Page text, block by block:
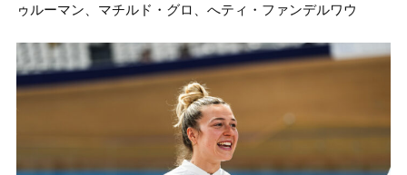
ゥルーマン、マチルド・グロ、へティ・ファンデルワウ